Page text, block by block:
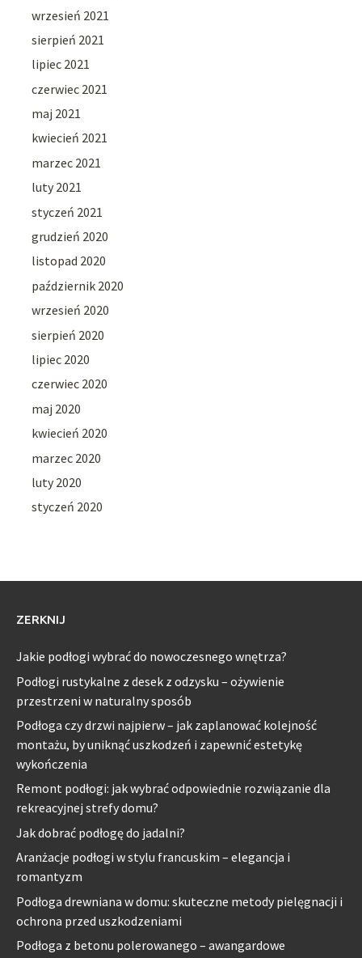
wrzesień 2021
sierpień 2021
lipiec 2021
czerwiec 2021
maj 2021
kwiecień 2021
marzec 2021
luty 2021
styczeń 2021
grudzień 2020
listopad 2020
październik 2020
wrzesień 2020
sierpień 2020
lipiec 2020
czerwiec 2020
maj 2020
kwiecień 2020
marzec 2020
luty 2020
styczeń 2020
ZERKNIJ
Jakie podłogi wybrać do nowoczesnego wnętrza?
Podłogi rustykalne z desek z odzysku – ożywienie
przestrzeni w naturalny sposób
Podłoga czy drzwi najpierw – jak zaplanować kolejność
montażu, by uniknąć uszkodzeń i zapewnić estetykę
wykończenia
Remont podłogi: jak wybrać odpowiednie rozwiązanie dla
rekreacyjnej strefy domu?
Jak dobrać podłogę do jadalni?
Aranżacje podłogi w stylu francuskim – elegancja i
romantyzm
Podłoga drewniana w domu: skuteczne metody pielęgnacji i
ochrona przed uszkodzeniami
Podłoga z betonu polerowanego – awangardowe